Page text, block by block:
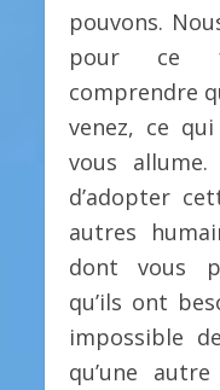
pouvons.
pour ce
comprendre
venez, ce
vous
d’adopter
autres
dont vous
qu’ils ont
impossible
qu’une